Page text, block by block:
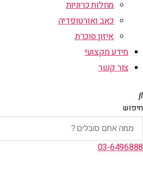
מחלות כרוניות
כאב ואורטופדיה
איזון סוכרת
מידע מקצועי
צור קשר
חיפוש
03-6496888